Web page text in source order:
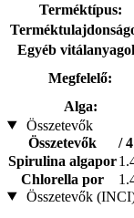
Terméktípus:
Egyéb
Megfelelő:
Alga:
Összetevők
Összetevők
/
Spirulina algapor
Chlorella por
Összetevők